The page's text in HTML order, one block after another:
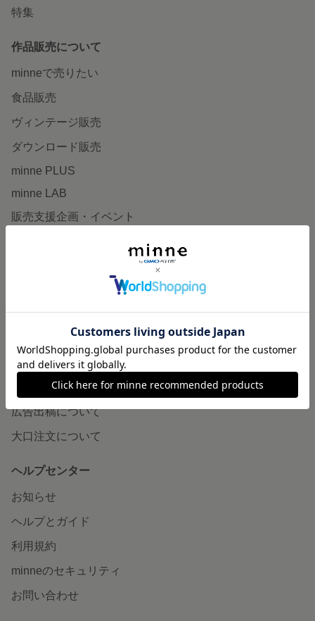
特集
作品販売について
minneで売りたい
食品販売
ヴィンテージ販売
ダウンロード販売
minne PLUS
minne LAB
販売支援企画・イベント
minneとものづくりと
minneの本
企業の方へ
広告出稿について
大口注文について
ヘルプセンター
お知らせ
ヘルプとガイド
利用規約
minneのセキュリティ
お問い合わせ